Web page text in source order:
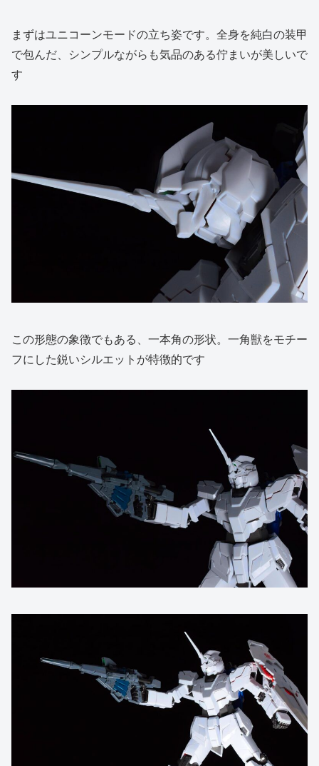
まずはユニコーンモードの立ち姿です。全身を純白の装甲
で包んだ、シンプルながらも気品のある佇まいが美しいで
す
この形態の象徴でもある、一本角の形状。一角獣をモチー
フにした鋭いシルエットが特徴的です